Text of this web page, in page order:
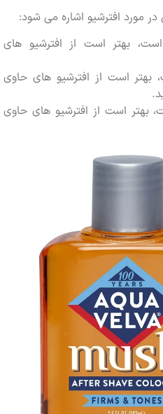
افترشیو اشاره می شود:
است از افترشیو های
است از افترشیو های حاوی
است از افترشیو های حاوی